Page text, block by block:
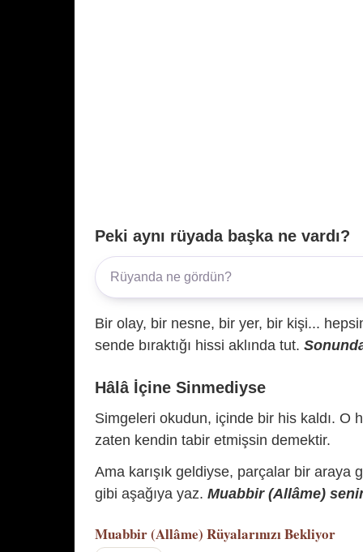
Peki aynı rüyada başka ne vardı?
Bir olay, bir nesne, bir yer, bir kişi...
sende bıraktığı hissi aklında tut.
Hâlâ İçine Sinmediyse
Simgeleri okudun, içinde bir his kaldı. O
zaten kendin tabir etmişsin demektir.
Ama karışık geldiyse, parçalar bir araya
gibi aşağıya yaz. Muabbir (Allâme)
Muabbir (Allâme) Rüyalarınızı Bekliyor